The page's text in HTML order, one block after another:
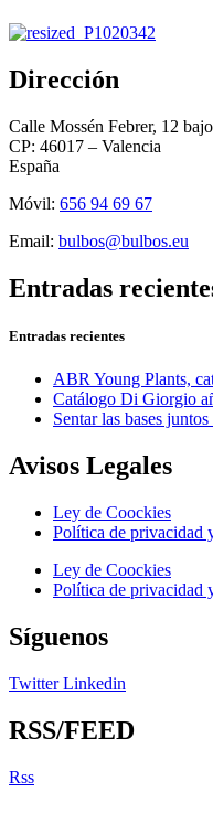
Dirección
Calle Mossén Febrer, 12 bajo
CP: 46017 – Valencia
España
Móvil: 656 94 69 67
Email: bulbos@bulbos.eu
Entradas
Entradas recientes
ABR Young Plants,
Catálogo Di Giorgio
Sentar las bases
Avisos Legales
Ley de Coockies
Política de privacidad
Ley de Coockies
Política de privacidad
Síguenos
Twitter Linkedin
RSS/FEED
Rss